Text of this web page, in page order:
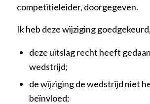
competitieleider, doorgegeven.
Ik heb deze wijziging
deze uitslag recht heeft
wedstrijd;
de wijziging de wedstrijd niet
beïnvloed;